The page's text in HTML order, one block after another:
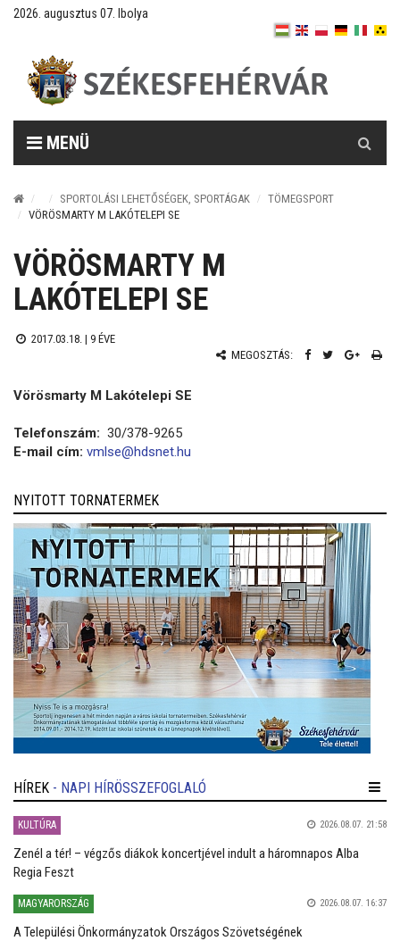
2026. augusztus 07. Ibolya
MENÜ
SPORTOLÁSI LEHETŐSÉGEK, SPORTÁGAK
TÖMEGSPORT
VÖRÖSMARTY M LAKÓTELEPI SE
VÖRÖSMARTY M
LAKÓTELEPI SE
2017.03.18. | 9 ÉVE
MEGOSZTÁS:
Vörösmarty M Lakótelepi SE
Telefonszám: 30/378-9265
E-mail cím: vmlse@hdsnet.hu
NYITOTT TORNATERMEK
HÍREK - NAPI HÍRÖSSZEFOGLALÓ
KULTÚRA 2026.08.07. 21:58
Zenél a tér! – végzős diákok koncertjével indult a háromnapos Alba
Regia Feszt
MAGYARORSZÁG 2026.08.07. 16:37
A Települési Önkormányzatok Országos Szövetségének